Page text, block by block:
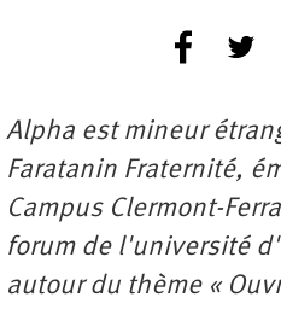
Alpha est mineur
Faratanin Fraternité,
Campus Clermont-
forum de l'université
autour du thème «